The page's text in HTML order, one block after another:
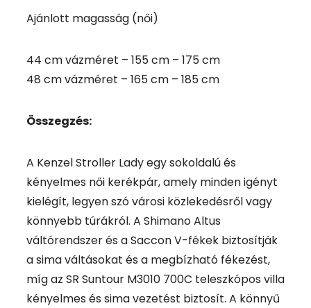
Ajánlott magasság (női)
44 cm vázméret – 155 cm – 175 cm
48 cm vázméret – 165 cm – 185 cm
Összegzés:
A Kenzel Stroller Lady egy sokoldalú és
kényelmes női kerékpár, amely minden igényt
kielégít, legyen szó városi közlekedésről vagy
könnyebb túrákról. A Shimano Altus
váltórendszer és a Saccon V-fékek biztosítják
a sima váltásokat és a megbízható fékezést,
míg az SR Suntour M3010 700C teleszkópos villa
kényelmes és sima vezetést biztosít. A könnyű